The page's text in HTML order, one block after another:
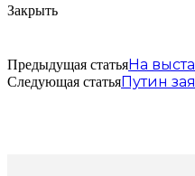
Закрыть
Предыдущая статьяНа
Следующая статьяПутин